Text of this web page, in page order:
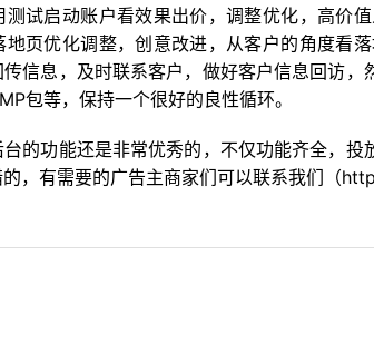
试启动账户看效果出价，调整优化，高价
页优化调整，创意改进，从客户的角度看
信息，及时联系客户，做好客户信息回访
包等，保持一个很好的良性循环。
的功能还是非常优秀的，不仅功能齐全，
，有需要的广告主商家们可以联系我们（